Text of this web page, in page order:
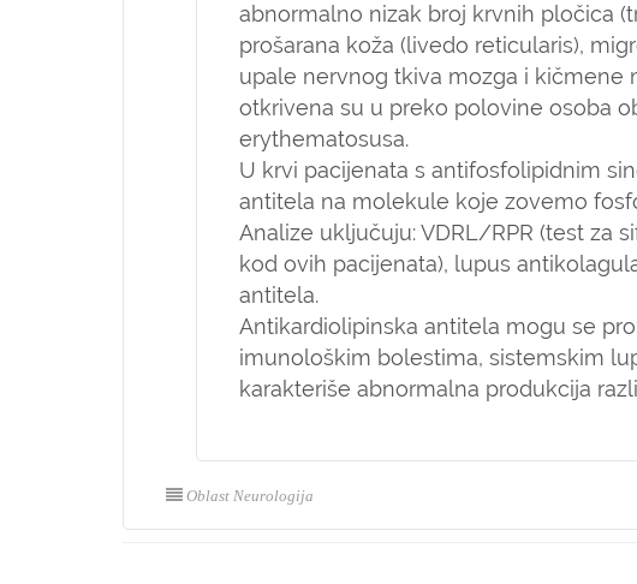
abnormalno nizak broj krvnih pločica
prošarana koža (livedo reticularis),
upale nervnog tkiva mozga i kičmene
otkrivena su u preko polovine osoba
erythematosusa.
U krvi pacijenata s antifosfolipidnim
antitela na molekule koje zovemo
Analize uključuju: VDRL/RPR (test za
kod ovih pacijenata), lupus
antitela.
Antikardiolipinska antitela mogu se
imunološkim bolestima, sistemskim
karakteriše abnormalna produkcija
Oblast Neurologija